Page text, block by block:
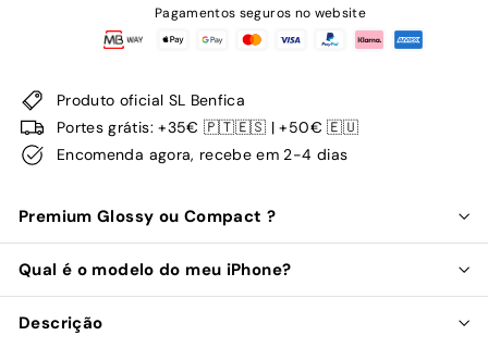
Pagamentos seguros no website
Produto oficial SL Benfica
Portes grátis: +35€ 🇵🇹🇪🇸 | +50€ 🇪🇺
Encomenda agora, recebe em 2-4 dias
Premium Glossy ou Compact ?
Qual é o modelo do meu iPhone?
Descrição